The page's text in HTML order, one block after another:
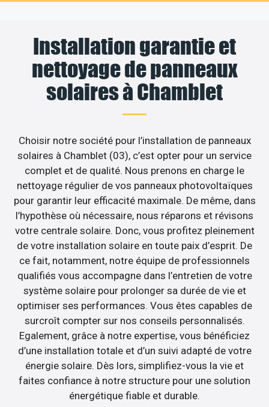
Installation garantie et
nettoyage de panneaux
solaires à Chamblet
Choisir notre société pour l’installation de panneaux
solaires à Chamblet (03), c’est opter pour un service
complet et de qualité. Nous prenons en charge le
nettoyage régulier de vos panneaux photovoltaïques
pour garantir leur efficacité maximale. De même, dans
l’hypothèse où nécessaire, nous réparons et révisons
votre centrale solaire. Donc, vous profitez pleinement
de votre installation solaire en toute paix d’esprit. De
ce fait, notamment, notre équipe de professionnels
qualifiés vous accompagne dans l’entretien de votre
système solaire pour prolonger sa durée de vie et
optimiser ses performances. Vous êtes capables de
surcroît compter sur nos conseils personnalisés.
Egalement, grâce à notre expertise, vous bénéficiez
d’une installation totale et d’un suivi adapté de votre
énergie solaire. Dès lors, simplifiez-vous la vie et
faites confiance à notre structure pour une solution
énergétique fiable et durable.